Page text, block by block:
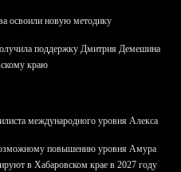
освоили новую методику
поддержку Дмитрия Демешина
краю
международного уровня Алекса
повышению уровня Амура
в Хабаровском крае в 2027 году